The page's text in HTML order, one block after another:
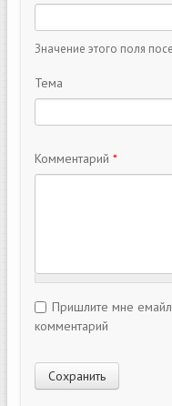
Значение этого поля
Тема
Комментарий *
Пришлите мне
комментарий